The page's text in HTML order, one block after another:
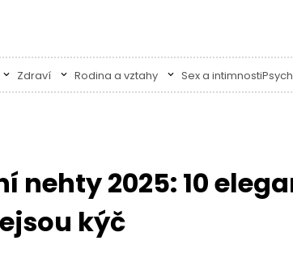
Zdraví Rodina a vztahy Sex a intimnosti
nehty 2025: 10
kýč